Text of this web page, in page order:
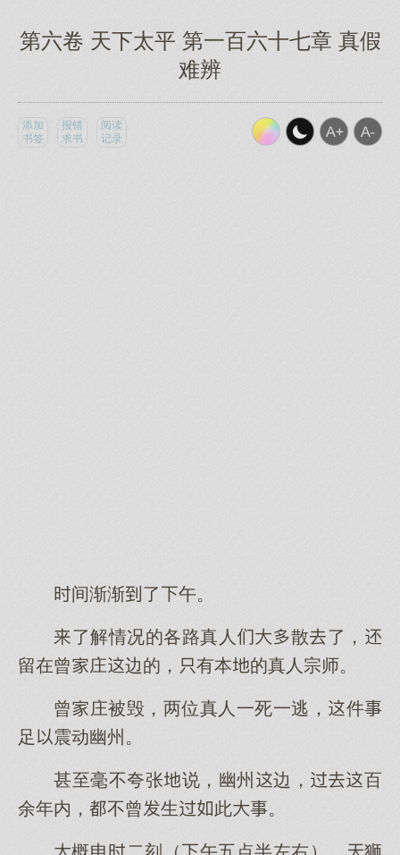
第六卷 天下太平 第一百六十七章 真假
难辨
添加
书签
报错
求书
阅读
记录
间渐渐了午。
了解情况的各路真人散了，
留在曾庄边的，有本的真人宗师。
曾庄被毁，两位真人一死一逃，件
足震动幽州。
甚至毫不夸张说，幽州边，百
余年内，不曾生此。